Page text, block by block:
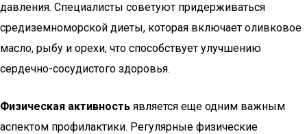
давления. Специалисты советуют придерживаться
средиземноморской диеты, которая включает оливковое
масло, рыбу и орехи, что способствует улучшению
сердечно-сосудистого здоровья.
Физическая активность является еще одним важным
аспектом профилактики. Регулярные физические